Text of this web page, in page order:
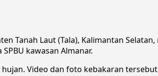
Tanah Laut (Tala), Kalimantan
kawasan Almanar.
Video dan foto kebakaran